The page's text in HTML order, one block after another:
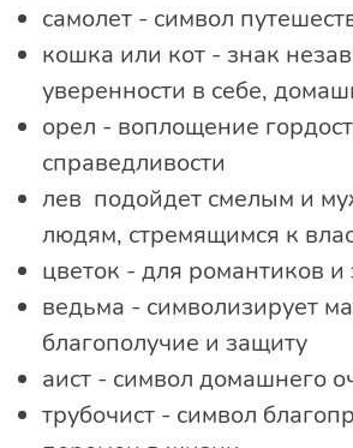
самолет - символ
кошка или кот - знак
уверенности в себе,
орел - воплощение
справедливости
лев подойдет смелым и
людям, стремящимся к
цветок - для романтиков и
ведьма - символизирует
благополучие и защиту
аист - символ домашнего
трубочист - символ